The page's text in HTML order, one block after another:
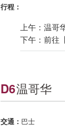
行程：
上午：温哥
下午：前往
D6温哥华
交通： 巴士